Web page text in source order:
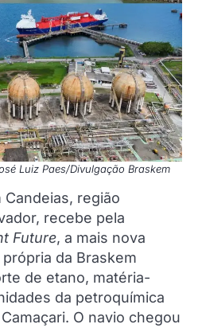
Luiz Paes/Divulgação Braskem
região
recebe pela
Future, a mais nova
da Braskem
de etano, matéria-
da petroquímica
O navio chegou